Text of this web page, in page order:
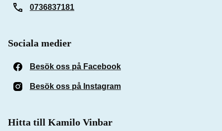
0736837181
Sociala medier
Besök oss på Facebook
Besök oss på Instagram
Hitta till Kamilo Vinbar